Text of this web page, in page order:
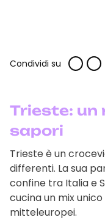
Condividi su
Trieste: un
sapori
Trieste è un
differenti. La sua
confine tra Italia e
cucina un mix
mitteleuropei.